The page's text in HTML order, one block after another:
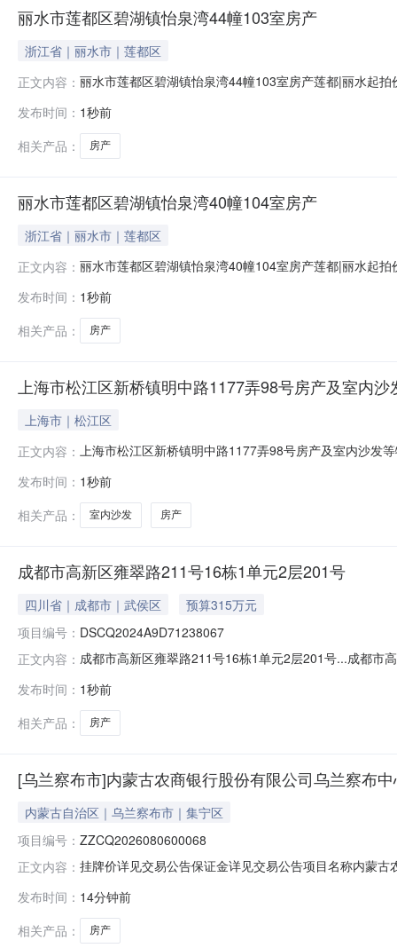
丽水市莲都区碧湖镇怡泉湾44幢103室房产
浙江省｜丽水市｜莲都区
正文内容： 丽水市莲都区碧湖镇怡泉湾44幢103室房产莲都|丽水起
用途及土地用途城镇住宅用地/住宅钥匙无租赁情况无权
发布时间： 1秒前
相关产品：
房产
丽水市莲都区碧湖镇怡泉湾40幢104室房产
浙江省｜丽水市｜莲都区
正文内容： 丽水市莲都区碧湖镇怡泉湾40幢104室房产莲都|丽水起
及土地用途城镇住宅用地/住宅钥匙无租赁情况无权利限
发布时间： 1秒前
相关产品：
房产
上海市松江区新桥镇明中路1177弄98号房产及室内沙
上海市｜松江区
正文内容： 上海市松江区新桥镇明中路1177弄98号房产及室内沙发
情况空置所有权来源买卖钥匙有户口调查日2026年7月
发布时间： 1秒前
相关产品：
室内沙发 房产
成都市高新区雍翠路211号16栋1单元2层201号
四川省｜成都市｜武侯区
预算315万元
项目编号： DSCQ2024A9D71238067
正文内容： 成都市高新区雍翠路211号16栋1单元2层201号...成都市
息标的信息本次转让的资产为成都市高新区雍翠路211
发布时间： 1秒前
相关产品：
房产
[乌兰察布市]内蒙古农商银行股份有限公司乌兰察布
内蒙古自治区｜乌兰察布市｜集宁区
项目编号： ZZCQ2026080600068
正文内容： 挂牌价详见交易公告保证金详见交易公告项目名称内蒙
名称：内蒙古农村商业银行股份有限公司乌兰察布中心
次转让是
发布时间： 14分钟前
相关产品：
房产